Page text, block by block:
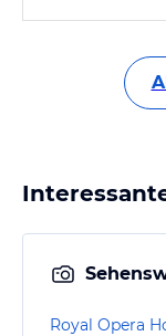
Royal Opera